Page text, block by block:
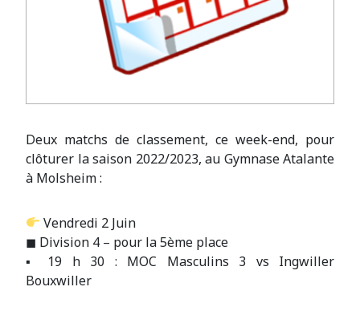
Deux matchs de classement, ce week-end, pour
clôturer la saison 2022/2023, au Gymnase Atalante
à Molsheim :
Vendredi 2 Juin
◼ Division 4 – pour la 5ème place
▪ 19 h 30 : MOC Masculins 3 vs Ingwiller
Bouxwiller